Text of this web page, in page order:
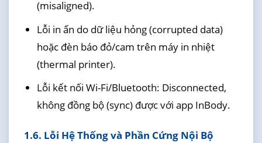
(misaligned).
Lỗi in ấn do dữ liệu hỏng (corrupted data)
hoặc đèn báo đỏ/cam trên máy in nhiệt
(thermal printer).
Lỗi kết nối Wi-Fi/Bluetooth: Disconnected,
không đồng bộ (sync) được với app InBody.
1.6. Lỗi Hệ Thống và Phần Cứng Nội Bộ